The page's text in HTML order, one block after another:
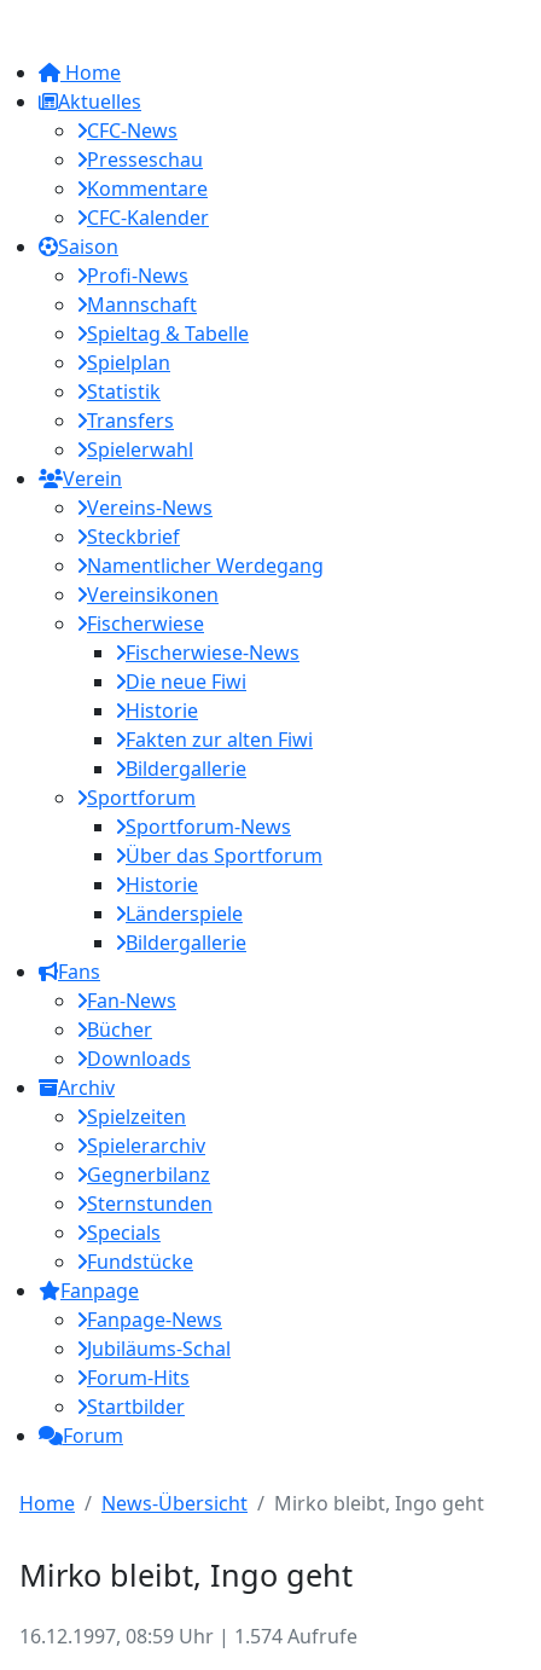
Home
Aktuelles
CFC-News
Presseschau
Kommentare
CFC-Kalender
Saison
Profi-News
Mannschaft
Spieltag & Tabelle
Spielplan
Statistik
Transfers
Spielerwahl
Verein
Vereins-News
Steckbrief
Namentlicher Werdegang
Vereinsikonen
Fischerwiese
Fischerwiese-News
Die neue Fiwi
Historie
Fakten zur alten Fiwi
Bildergallerie
Sportforum
Sportforum-News
Über das Sportforum
Historie
Länderspiele
Bildergallerie
Fans
Fan-News
Bücher
Downloads
Archiv
Spielzeiten
Spielerarchiv
Gegnerbilanz
Sternstunden
Specials
Fundstücke
Fanpage
Fanpage-News
Jubiläums-Schal
Forum-Hits
Startbilder
Forum
Home News-Übersicht Mirko bleibt, Ingo geht
Mirko bleibt, Ingo geht
16.12.1997, 08:59 Uhr | 1.574 Aufrufe